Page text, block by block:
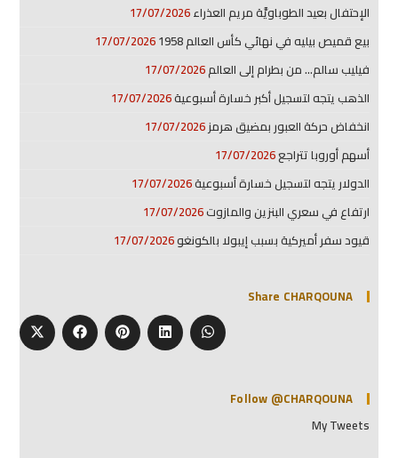
الإحتفال بعيد الطوباويَّة مريم العذراء17/07/2026
بيع قميص بيليه في نهائي كأس العالم 1958
17/07/2026
فيليب سالم… من بطرام إلى العالم17/07/2026
الذهب يتجه لتسجيل أكبر خسارة أسبوعية17/07/2026
انخفاض حركة العبور بمضيق هرمز17/07/2026
أسهم أوروبا تتراجع17/07/2026
الدولار يتجه لتسجيل خسارة أسبوعية17/07/2026
ارتفاع في سعري البنزين والمازوت17/07/2026
قيود سفر أميركية بسبب إيبولا بالكونغو17/07/2026
Share CHARQOUNA
Follow @CHARQOUNA
My Tweets